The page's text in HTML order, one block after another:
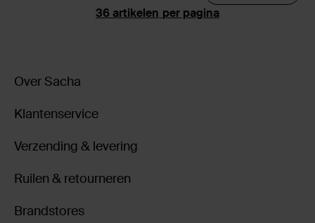
per pagina
Over Sacha
Klantenservice
Verzending & levering
Ruilen & retourneren
Brandstores